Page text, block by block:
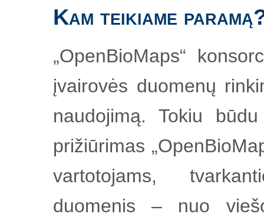
Kam teikiame
„OpenBioMaps“
įvairovės duomenų
naudojimą. Tokiu būdu
prižiūrimas
vartotojams,
duomenis – nuo